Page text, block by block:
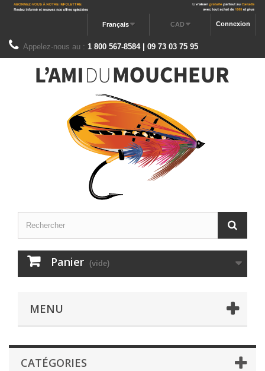
Connexion
CAD
Français
Appelez-nous au : 1 800 567-8584 | 09 73 03 75 95
Panier (vide)
MENU
CATÉGORIES